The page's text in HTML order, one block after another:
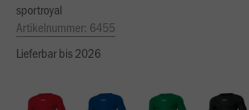
sportroyal
Artikelnummer: 6455
Lieferbar bis 2026